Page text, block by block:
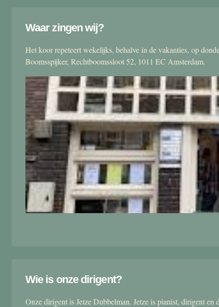
Waar zingen wij?
Het koor repeteert wekelijks, behalve in de vakanties, op
Boomsspijker, Rechtboomssloot 52, 1011 EC Amsterdam.
Wie is onze dirigent?
Onze dirigent is Jetze Dubbelman. Jetze is pianist, dirigent